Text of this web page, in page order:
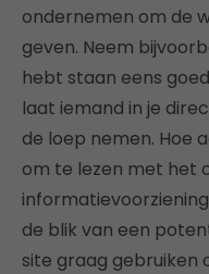
ondernemen om de
geven. Neem
hebt staan eens
laat iemand in je
de loep nemen. Hoe
om te lezen met het
de blik van een
site graag gebruiken